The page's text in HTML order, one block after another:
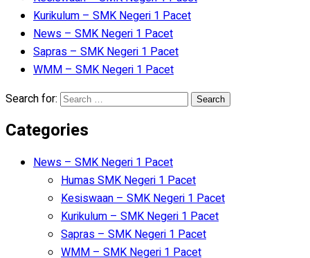
Kurikulum – SMK Negeri 1 Pacet
News – SMK Negeri 1 Pacet
Sapras – SMK Negeri 1 Pacet
WMM – SMK Negeri 1 Pacet
Search for:
Categories
News – SMK Negeri 1 Pacet
Humas SMK Negeri 1 Pacet
Kesiswaan – SMK Negeri 1 Pacet
Kurikulum – SMK Negeri 1 Pacet
Sapras – SMK Negeri 1 Pacet
WMM – SMK Negeri 1 Pacet